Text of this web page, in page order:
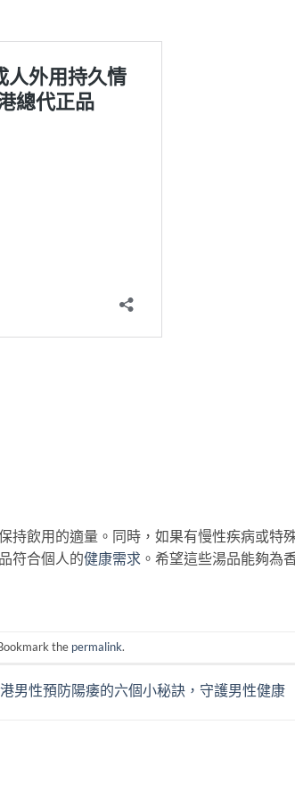
持飲用的適量。同時，如果有慢性疾病或特
符合個人的健康需求 。希望這些湯品能夠為
the permalink.
男性預防陽痿的六個小秘訣，守護男性健康